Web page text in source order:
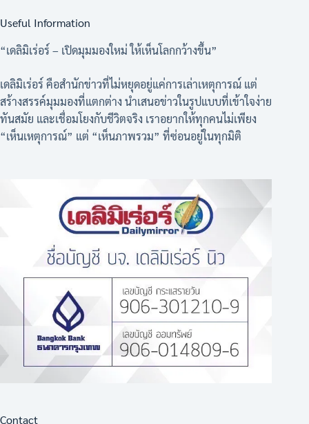
Useful Information
“เดลิมิเร่อร์ – เปิดมุมมองใหม่ ให้เห็นโลกกว้างขึ้น”
เดลิมิเร่อร์ คือสำนักข่าวที่ไม่หยุดอยู่แค่การเล่าเหตุการณ์ แต่
สร้างสรรค์มุมมองที่แตกต่าง นำเสนอข่าวในรูปแบบที่เข้าใจง่าย
ทันสมัย และเชื่อมโยงกับชีวิตจริง เราอยากให้ทุกคนไม่เพียง
“เห็นเหตุการณ์” แต่ “เห็นภาพรวม” ที่ซ่อนอยู่ในทุกมิติ
Contact